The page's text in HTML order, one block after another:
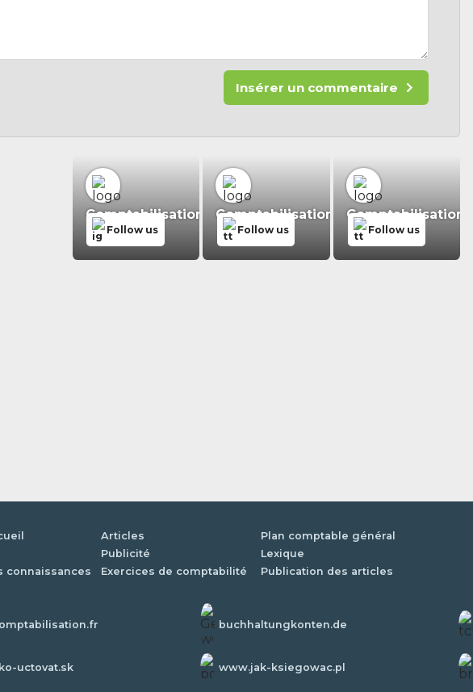
Insérer un commentaire
Comptabilisation.fr
Follow us
Comptabilisation.fr
Follow us
Comptabilisation.fr
Follow us
Articles
Plan comptable général
Publicité
Lexique
connaissances
Exercices de comptabilité Publication des articles
buchhaltungkonten.de
uctovat.sk www.jak-ksiegowac.pl